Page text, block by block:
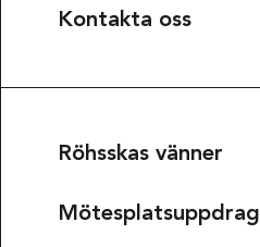
Kontakta oss
Röhsskas vänner
Mötesplatsuppdrag